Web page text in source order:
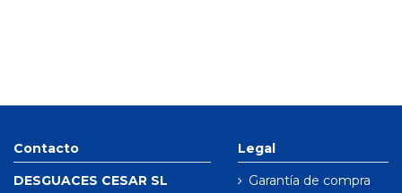
Contacto
DESGUACES CESAR SL
Legal
Garantía de compra